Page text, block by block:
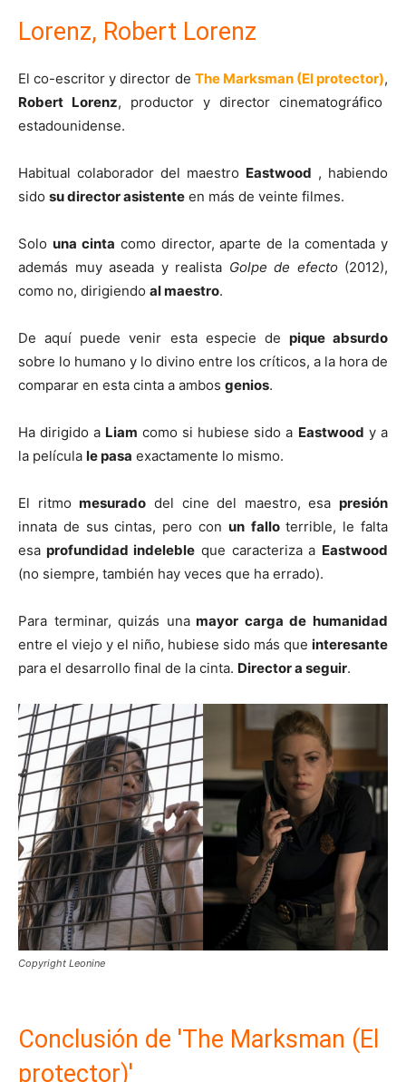
Lorenz, Robert Lorenz
El co-escritor y director de The Marksman (El protector),
Robert Lorenz, productor y director cinematográfico
estadounidense.
Habitual colaborador del maestro Eastwood , habiendo
sido su director asistente en más de veinte filmes.
Solo una cinta como director, aparte de la comentada y
además muy aseada y realista Golpe de efecto(2012),
como no, dirigiendo al maestro.
De aquí puede venir esta especie de pique absurdo
sobre lo humano y lo divino entre los críticos, a la hora de
comparar en esta cinta a ambos genios.
Ha dirigido a Liam como si hubiese sido a Eastwood y a
la película le pasa exactamente lo mismo.
El ritmomesurado del cine del maestro, esa presión
innata de sus cintas, pero con un falloterrible, le falta
esa profundidad indeleble que caracteriza a Eastwood
(no siempre, también hay veces que ha errado).
Para terminar, quizás unamayor carga de humanidad
entre el viejo y el niño, hubiese sido más que interesante
para el desarrollo final de la cinta. Director a seguir.
Copyright Leonine
Conclusión de 'The Marksman (El
protector)'